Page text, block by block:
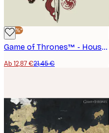
-40%*
Game of Thrones™ - House Targaryen Poster
Ab 12,87 €21,45 €